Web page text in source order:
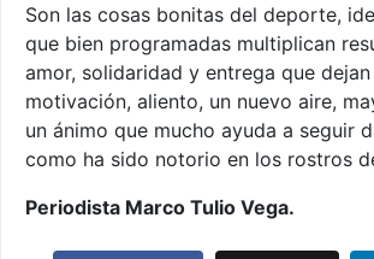
Son las cosas bonitas del deporte,
que bien programadas multiplican
amor, solidaridad y entrega que dejan
motivación, aliento, un nuevo aire,
un ánimo que mucho ayuda a seguir
como ha sido notorio en los rostros
Periodista Marco Tulio Vega.